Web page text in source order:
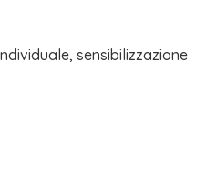
sensibilizzazione